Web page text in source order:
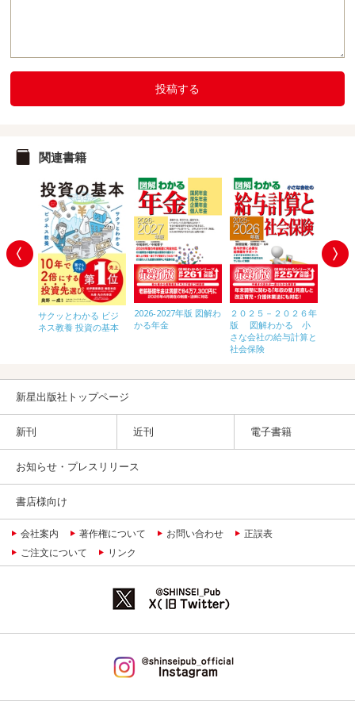
投稿する
関連書籍
サクッとわかる ビジ
ネス教養 投資の基本
2026-2027年版 図解わ
かる年金
２０２５－２０２６年
版 図解わかる 小
さな会社の給与計算と
社会保険
新星出版社トップページ
新刊 近刊 電子書籍
お知らせ・プレスリリース
書店様向け
会社案内 著作権について お問い合わせ
正誤表
ご注文について
リンク